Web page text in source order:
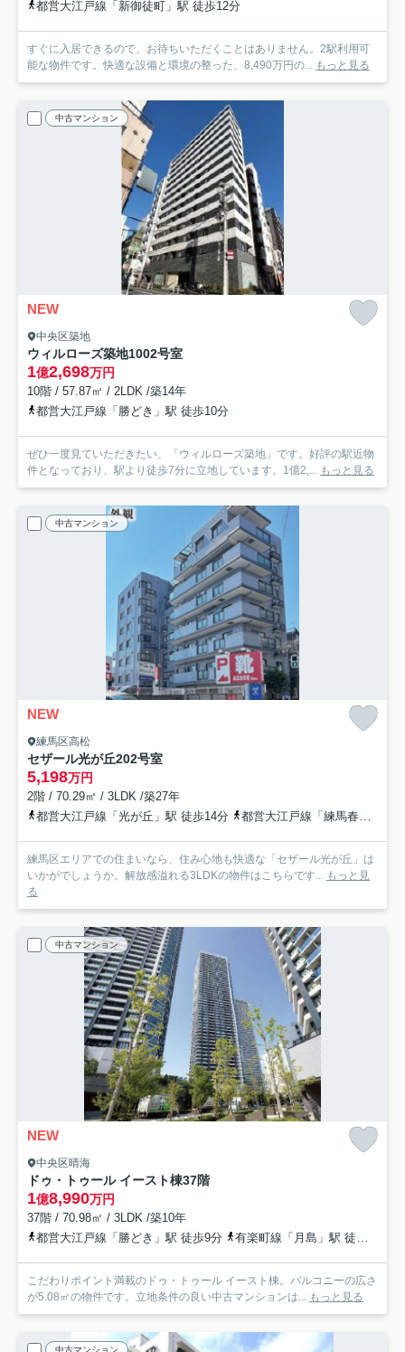
都営大江戸線「新御徒町」駅 徒歩12分
すぐに入居できるので、お待ちいただくことはありません。2駅利用可
能な物件です。快適な設備と環境の整った、8,490万円の... もっと見る
中古マンション
NEW
中央区築地
ウィルローズ築地1002号室
1億2,698万円
10階 / 57.87㎡ / 2LDK /築14年
都営大江戸線「勝どき」駅 徒歩10分
ぜひ一度見ていただきたい、「ウィルローズ築地」です。好評の駅近物
件となっており、駅より徒歩7分に立地しています。1億2,... もっと見る
中古マンション
NEW
練馬区高松
セザール光が丘202号室
5,198万円
2階 / 70.29㎡ / 3LDK /築27年
都営大江戸線「光が丘」駅 徒歩14分
都営大江戸線「練馬春日町」駅 徒歩23分
練馬区エリアでの住まいなら、住み心地も快適な「セザール光が丘」は
いかがでしょうか。解放感溢れる3LDKの物件はこちらです... もっと見
る
中古マンション
NEW
中央区晴海
ドゥ・トゥール イースト棟37階
1億8,990万円
37階 / 70.98㎡ / 3LDK /築10年
都営大江戸線「勝どき」駅 徒歩9分
有楽町線「月島」駅 徒歩15分
こだわりポイント満載のドゥ・トゥール イースト棟。バルコニーの広さ
が5.08㎡の物件です。立地条件の良い中古マンションは... もっと見る